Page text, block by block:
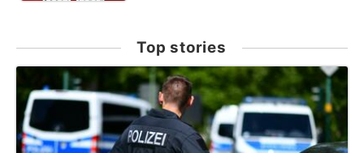
Top stories